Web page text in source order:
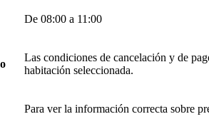
De 08:00 a 11:00
Las condiciones de cancelación y de
habitación seleccionada.
Para ver la información correcta sobre